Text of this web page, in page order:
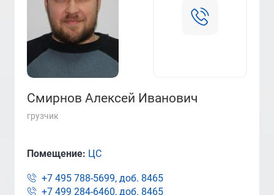
Смирнов Алексей Иванович
грузчик
Помещение: ЦС
+7 495 788-5699, доб. 8465
+7 499 284-6460, доб. 8465